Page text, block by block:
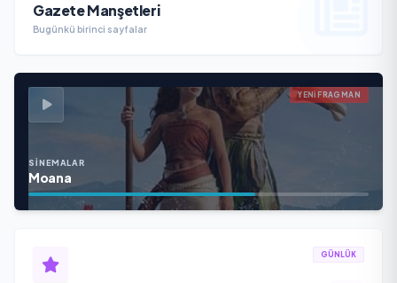
Gazete Manşetleri
Bugünkü birinci sayfalar
YENI FRAGMAN
SINEMALAR
Moana
GÜNLÜK